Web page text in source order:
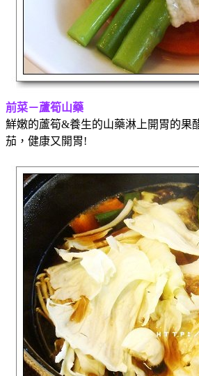
前菜－蘆筍山藥
鮮嫩的蘆筍&養生的山藥淋上開胃的果
茄，健康又開胃!